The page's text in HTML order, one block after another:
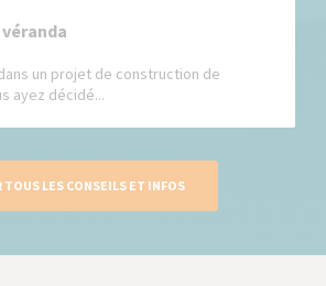
un projet de construction de
ayez décidé...
TOUS LES CONSEILS ET INFOS